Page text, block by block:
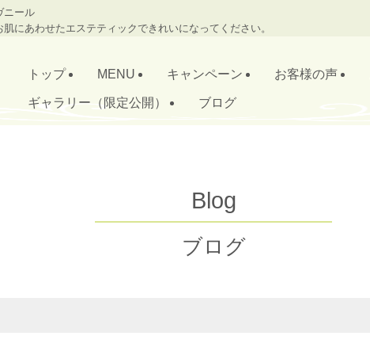
ール
にあわせたエステティックできれいになってください。
トップ MENU キャンペーン お客様の声
ギャラリー（限定公開） ブログ
Blog
ブログ